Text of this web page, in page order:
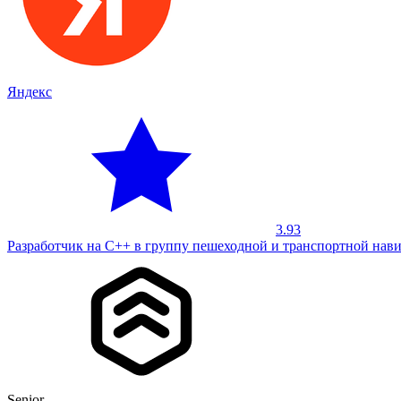
Яндекс
3.93
Разработчик на С++ в группу пешеходной и транспортной